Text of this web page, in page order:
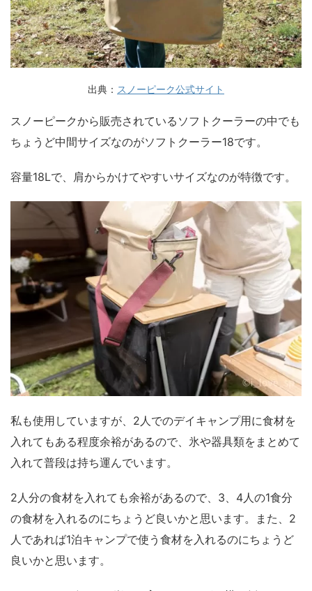
出典： スノーピーク公式サイト
スノーピークから販売されているソフトクーラーの中でも
ちょうど中間サイズなのがソフトクーラー18です。
容量18Lで、肩からかけてやすいサイズなのが特徴です。
私も使用していますが、2人でのデイキャンプ用に食材を
入れてもある程度余裕があるので、氷や器具類をまとめて
入れて普段は持ち運んでいます。
2人分の食材を入れても余裕があるので、3、4人の1食分
の食材を入れるのにちょうど良いかと思います。また、2
人であれば1泊キャンプで使う食材を入れるのにちょうど
良いかと思います。